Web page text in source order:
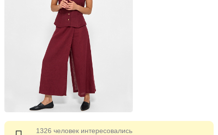
1326 человек интересовались